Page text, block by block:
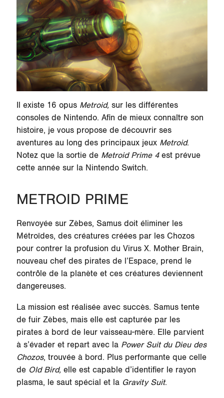
Il existe 16 opus Metroid,sur les différentes
consoles de Nintendo. Afin de mieux connaître son
histoire, je vous propose de découvrir ses
aventures au long des principaux jeux Metroid.
Notez que la sortie de Metroid Prime 4est prévue
cette année sur la Nintendo Switch.
METROID PRIME
Renvoyée sur Zèbes, Samus doit éliminer les
Métroïdes, des créatures créées par les Chozos
pour contrer la profusion du Virus X. Mother Brain,
nouveau chef des pirates de l’Espace, prend le
contrôle de la planète et ces créatures deviennent
dangereuses.
La mission est réalisée avec succès. Samus tente
de fuir Zèbes, mais elle est capturée par les
pirates à bord de leur vaisseau-mère. Elle parvient
à s’évader et repart avec la Power Suit du Dieu des
Chozos, trouvée à bord. Plus performante que celle
de Old Bird,elle est capable d’identifier le rayon
plasma, le saut spécial et la Gravity Suit.